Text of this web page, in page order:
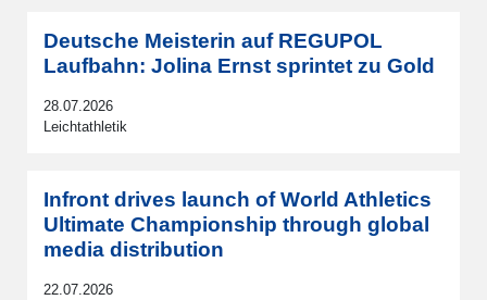
Deutsche Meisterin auf REGUPOL
Laufbahn: Jolina Ernst sprintet zu Gold
28.07.2026
Leichtathletik
Infront drives launch of World Athletics
Ultimate Championship through global
media distribution
22.07.2026